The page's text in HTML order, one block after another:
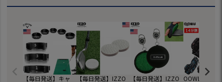
【毎日発送】キャ
【毎日発送】IZZO
【毎日発送】IZZO OOWLS 14分